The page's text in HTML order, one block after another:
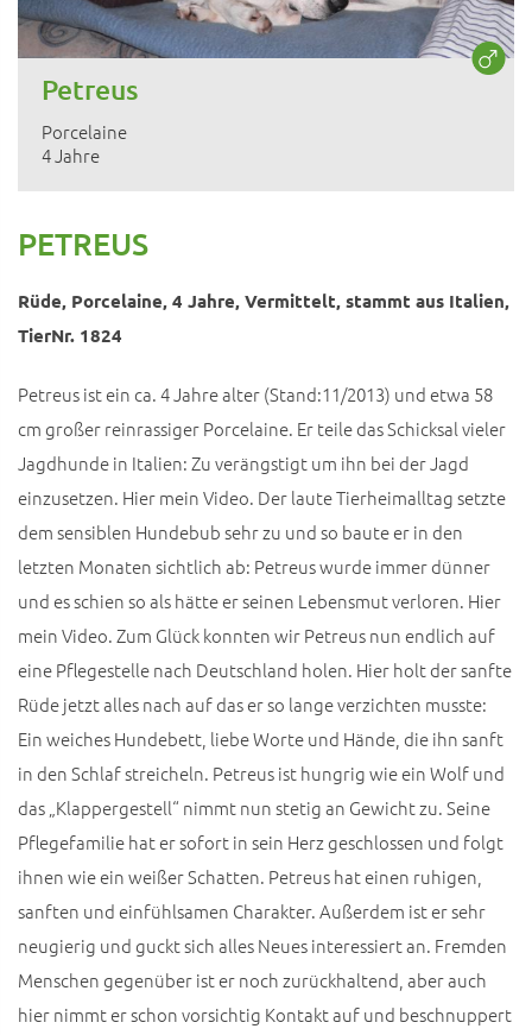
Petreus
Porcelaine
4 Jahre
PETREUS
Rüde, Porcelaine, 4 Jahre, Vermittelt, stammt aus Italien,
TierNr. 1824
Petreus ist ein ca. 4 Jahre alter (Stand:11/2013) und etwa 58
cm großer reinrassiger Porcelaine. Er teile das Schicksal vieler
Jagdhunde in Italien: Zu verängstigt um ihn bei der Jagd
einzusetzen. Hier mein Video. Der laute Tierheimalltag setzte
dem sensiblen Hundebub sehr zu und so baute er in den
letzten Monaten sichtlich ab: Petreus wurde immer dünner
und es schien so als hätte er seinen Lebensmut verloren. Hier
mein Video. Zum Glück konnten wir Petreus nun endlich auf
eine Pflegestelle nach Deutschland holen. Hier holt der sanfte
Rüde jetzt alles nach auf das er so lange verzichten musste:
Ein weiches Hundebett, liebe Worte und Hände, die ihn sanft
in den Schlaf streicheln. Petreus ist hungrig wie ein Wolf und
das „Klappergestell“ nimmt nun stetig an Gewicht zu. Seine
Pflegefamilie hat er sofort in sein Herz geschlossen und folgt
ihnen wie ein weißer Schatten. Petreus hat einen ruhigen,
sanften und einfühlsamen Charakter. Außerdem ist er sehr
neugierig und guckt sich alles Neues interessiert an. Fremden
Menschen gegenüber ist er noch zurückhaltend, aber auch
hier nimmt er schon vorsichtig Kontakt auf und beschnuppert